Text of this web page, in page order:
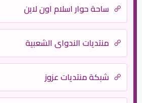
ساحة حوار اسلام اون لاين
منتديات الندواي الشعبية
شبكة منتديات عزوز